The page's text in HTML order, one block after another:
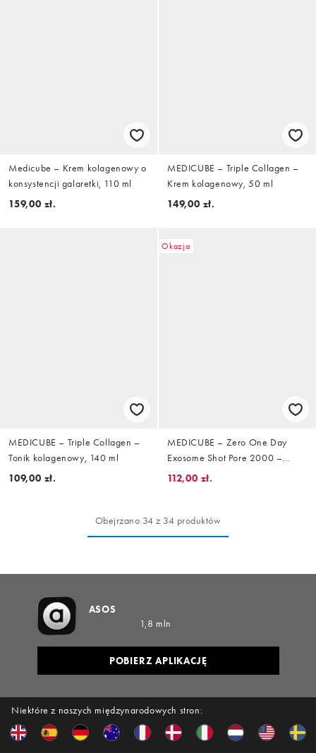
Medicube – Krem kolagenowy o
konsystencji galaretki, 110 ml
159,00 zł.
MEDICUBE – Triple Collagen –
Krem kolagenowy, 50 ml
149,00 zł.
MEDICUBE – Triple Collagen –
Tonik kolagenowy, 140 ml
109,00 zł.
Okazja
MEDICUBE – Zero One Day
Exosome Shot Pore 2000 –
Serum, 30 ml
112,00 zł.
Obejrzano 34 z 34 produktów
Niektóre z naszych międzynarodowych stron:
ASOS
1,8 mln
POBIERZ APLIKACJĘ